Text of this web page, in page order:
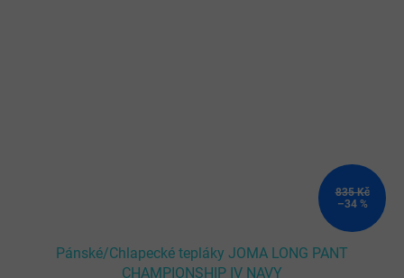
835 Kč
–34 %
Pánské/Chlapecké tepláky JOMA LONG PANT
CHAMPIONSHIP IV NAVY